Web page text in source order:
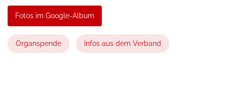
Fotos im Google-Album
Organspende Infos aus dem Verband